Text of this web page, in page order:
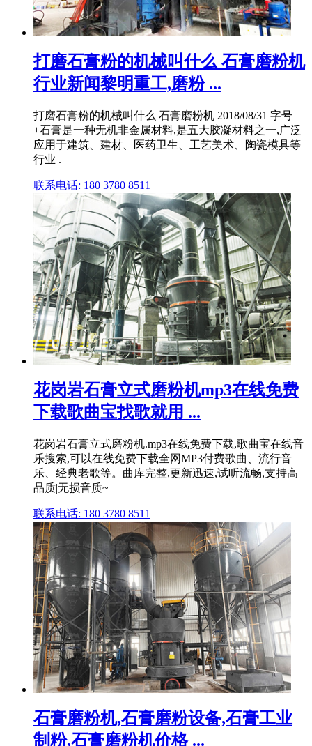
打磨石膏粉的机械叫什么 石膏磨粉机
行业新闻黎明重工,磨粉 ...
打磨石膏粉的机械叫什么 石膏磨粉机 2018/08/31 字号
+石膏是一种无机非金属材料,是五大胶凝材料之一,广泛
应用于建筑、建材、医药卫生、工艺美术、陶瓷模具等
行业 .
联系电话: 180 3780 8511
花岗岩石膏立式磨粉机mp3在线免费
下载歌曲宝找歌就用 ...
花岗岩石膏立式磨粉机.mp3在线免费下载,歌曲宝在线音
乐搜索,可以在线免费下载全网MP3付费歌曲、流行音
乐、经典老歌等。曲库完整,更新迅速,试听流畅,支持高
品质|无损音质~
联系电话: 180 3780 8511
石膏磨粉机,石膏磨粉设备,石膏工业
制粉,石膏磨粉机价格 ...